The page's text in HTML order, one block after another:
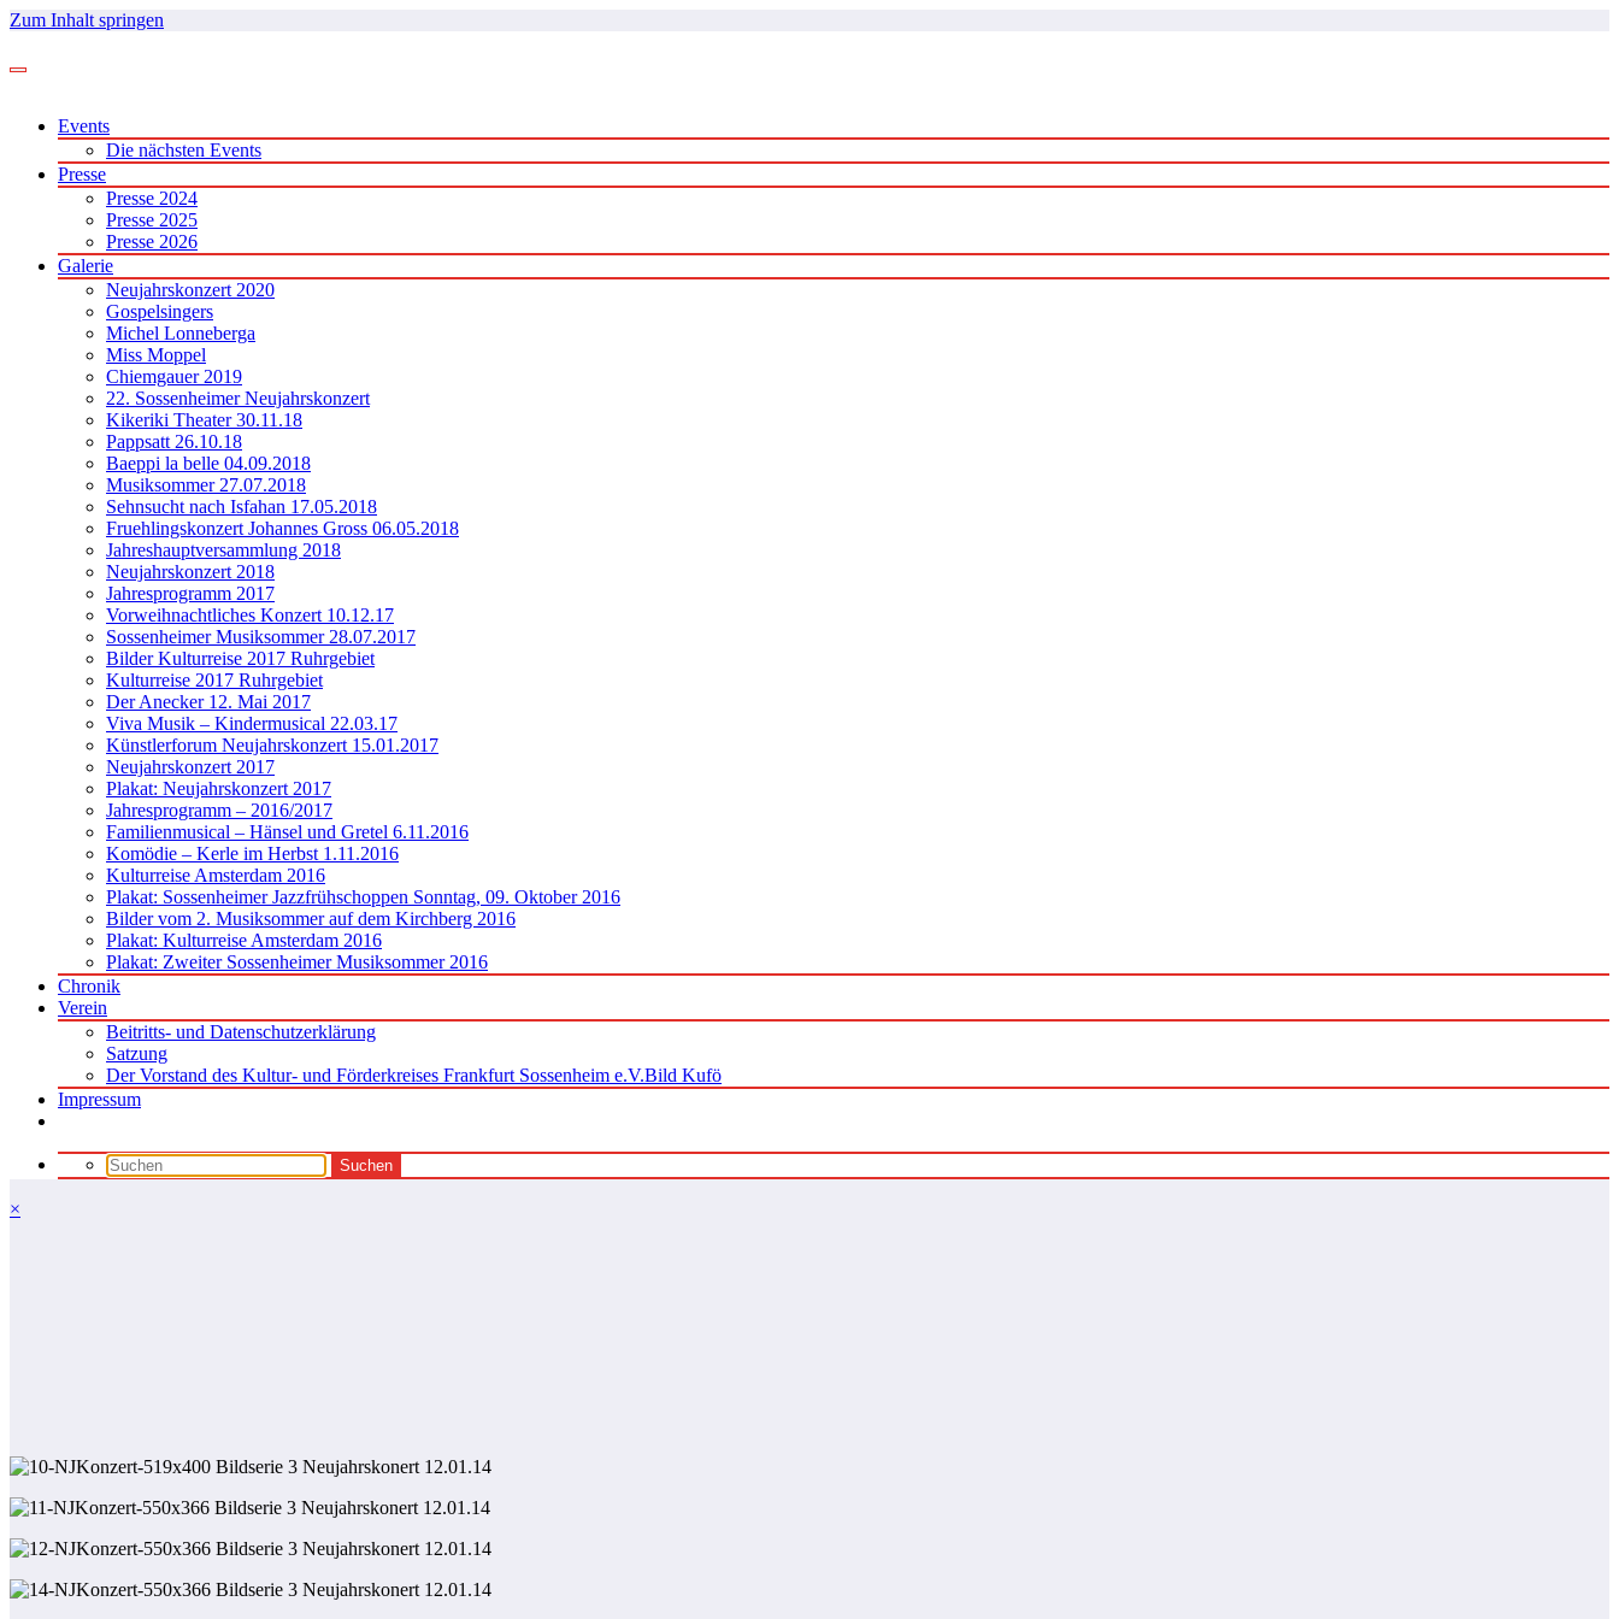
Zum Inhalt springen
Events
Die nächsten Events
Presse
Presse 2024
Presse 2025
Presse 2026
Galerie
Neujahrskonzert 2020
Gospelsingers
Michel Lonneberga
Miss Moppel
Chiemgauer 2019
22. Sossenheimer Neujahrskonzert
Kikeriki Theater 30.11.18
Pappsatt 26.10.18
Baeppi la belle 04.09.2018
Musiksommer 27.07.2018
Sehnsucht nach Isfahan 17.05.2018
Fruehlingskonzert Johannes Gross 06.05.2018
Jahreshauptversammlung 2018
Neujahrskonzert 2018
Jahresprogramm 2017
Vorweihnachtliches Konzert 10.12.17
Sossenheimer Musiksommer 28.07.2017
Bilder Kulturreise 2017 Ruhrgebiet
Kulturreise 2017 Ruhrgebiet
Der Anecker 12. Mai 2017
Viva Musik – Kindermusical 22.03.17
Künstlerforum Neujahrskonzert 15.01.2017
Neujahrskonzert 2017
Plakat: Neujahrskonzert 2017
Jahresprogramm – 2016/2017
Familienmusical – Hänsel und Gretel 6.11.2016
Komödie – Kerle im Herbst 1.11.2016
Kulturreise Amsterdam 2016
Plakat: Sossenheimer Jazzfrühschoppen Sonntag, 09. Oktober 2016
Bilder vom 2. Musiksommer auf dem Kirchberg 2016
Plakat: Kulturreise Amsterdam 2016
Plakat: Zweiter Sossenheimer Musiksommer 2016
Chronik
Verein
Beitritts- und Datenschutzerklärung
Satzung
Der Vorstand des Kultur- und Förderkreises Frankfurt Sossenheim e.V.Bild Kufö
Impressum
×